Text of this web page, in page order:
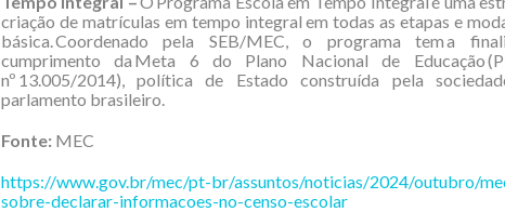
criação de matrículas em tempo integral em todas as etapas e
básica. Coordenado pela SEB/MEC, o programa tem a
cumprimento da Meta 6 do Plano Nacional de Educação
nº 13.005/2014), política de Estado construída pela
parlamento brasileiro.
Fonte: MEC
https://www.gov.br/mec/pt-br/assuntos/noticias/2024/outubro/
sobre-declarar-informacoes-no-censo-escolar